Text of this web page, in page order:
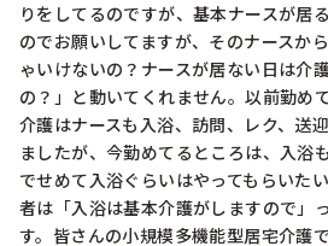
りをしてるのですが、基本ナースが居
のでお願いしてますが、そのナースか
ゃいけないの？ナースが居ない日は介
の？」と動いてくれません。以前勤め
介護はナースも入浴、訪問、レク、送
ましたが、今勤めてるところは、入浴
でせめて入浴ぐらいはやってもらいた
者は「入浴は基本介護がしますので」
す。皆さんの小規模多機能型居宅介護